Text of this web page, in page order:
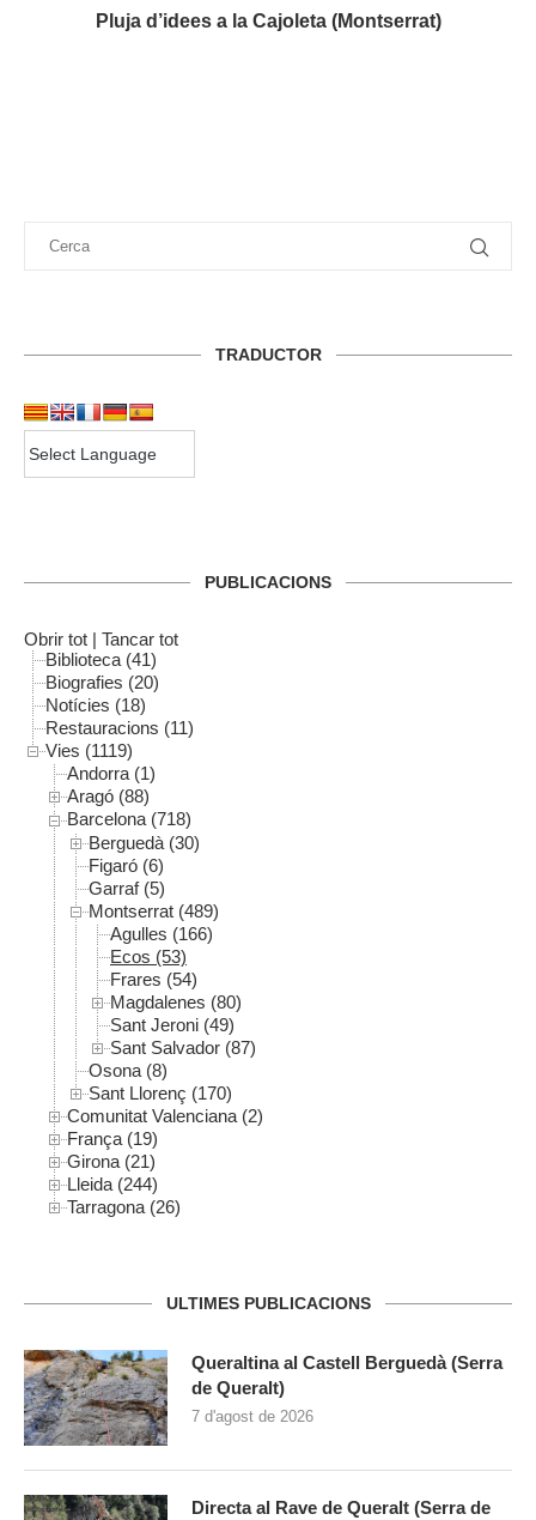
Pluja d’idees a la Cajoleta (Montserrat)
TRADUCTOR
PUBLICACIONS
Obrir tot | Tancar tot
Biblioteca (41)
Biografies (20)
Notícies (18)
Restauracions (11)
Vies (1119)
Andorra (1)
Aragó (88)
Barcelona (718)
Berguedà (30)
Figaró (6)
Garraf (5)
Montserrat (489)
Agulles (166)
Ecos (53)
Frares (54)
Magdalenes (80)
Sant Jeroni (49)
Sant Salvador (87)
Osona (8)
Sant Llorenç (170)
Comunitat Valenciana (2)
França (19)
Girona (21)
Lleida (244)
Tarragona (26)
ULTIMES PUBLICACIONS
Queraltina al Castell Berguedà (Serra
de Queralt)
7 d'agost de 2026
Directa al Rave de Queralt (Serra de